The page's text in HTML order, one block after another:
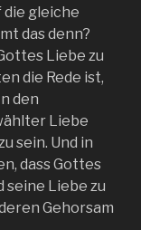
die gleiche
das denn?
Liebe zu
die Rede ist,
den
Liebe
sein. Und in
dass Gottes
seine Liebe zu
Gehorsam